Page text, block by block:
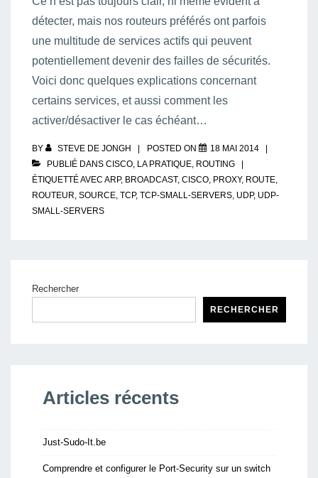
détecter, mais nos routeurs préférés ont parfois
une multitude de services actifs qui peuvent
potentiellement devenir des failles de sécurités.
Voici donc quelques explications concernant
certains services, et aussi comment les
activer/désactiver le cas échéant…
BY STEVE DE JONGH POSTED ON
18 MAI 2014
PUBLIÉ DANS CISCO, LA PRATIQUE, ROUTING
ÉTIQUETTÉ AVEC ARP, BROADCAST, CISCO, PROXY, ROUTE,
ROUTEUR, SOURCE, TCP, TCP-SMALL-SERVERS, UDP, UDP-
SMALL-SERVERS
Rechercher
RECHERCHER
Articles récents
Just-Sudo-It.be
Comprendre et configurer le Port-Security sur un switch